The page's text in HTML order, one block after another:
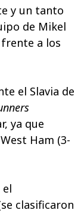
y un tanto
de Mikel
a los
el Slavia de
ya que
Ham (3-
el
clasificaron